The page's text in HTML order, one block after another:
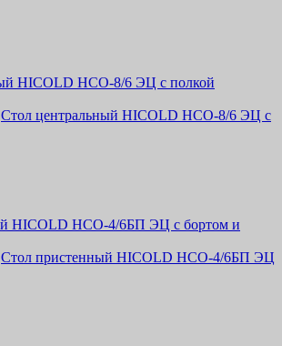
Стол центральный HICOLD НСО-8/6 ЭЦ с
Стол пристенный HICOLD НСО-4/6БП ЭЦ